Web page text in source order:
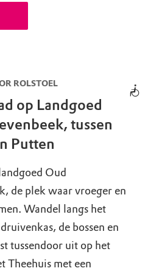
ROLSTOEL
op Landgoed
tussen
Putten
Oud
de plek waar vroeger en
Wandel langs het
de bossen en
tussendoor uit op het
Theehuis met een